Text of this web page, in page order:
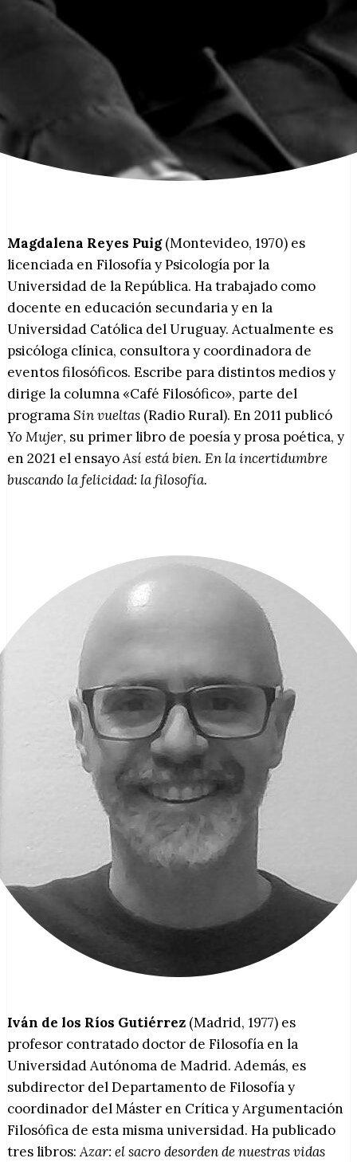
Magdalena Reyes Puig(Montevideo, 1970) es
licenciada en Filosofía y Psicología por la
Universidad de la República. Ha trabajado como
docente en educación secundaria y en la
Universidad Católica del Uruguay. Actualmente es
psicóloga clínica, consultora y coordinadora de
eventos filosóficos. Escribe para distintos medios y
dirige la columna «Café Filosófico», parte del
programaSin vueltas (Radio Rural). En 2011 publicó
Yo Mujer, su primer libro de poesía y prosa poética, y
en 2021 el ensayoAsí está bien. En la incertidumbre
buscando la felicidad: la filosofía.
Iván de los Ríos Gutiérrez (Madrid, 1977) es
profesor contratado doctor de Filosofía en la
Universidad Autónoma de Madrid. Además, es
subdirector del Departamento de Filosofía y
coordinador del Máster en Crítica y Argumentación
Filosófica de esta misma universidad. Ha publicado
tres libros:Azar: el sacro desorden de nuestras vidas